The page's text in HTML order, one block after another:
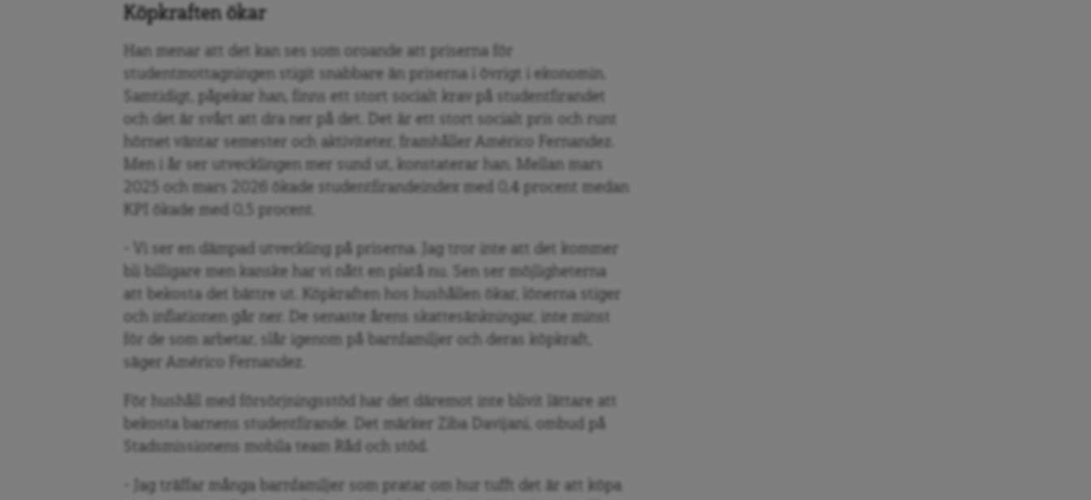
Köpkraften ökar
Han menar att det kan ses som oroande att priserna för
studentmottagningen stigit snabbare än priserna i övrigt i ekonomin.
Samtidigt, påpekar han, finns ett stort socialt krav på studentfirandet
och det är svårt att dra ner på det. Det är ett stort socialt pris och runt
hörnet väntar semester och aktiviteter, framhåller Américo Fernandez.
Men i år ser utvecklingen mer sund ut, konstaterar han. Mellan mars
2025 och mars 2026 ökade studentfirandeindex med 0,4 procent medan
KPI ökade med 0,5 procent.
– Vi ser en dämpad utveckling på priserna. Jag tror inte att det kommer
bli billigare men kanske har vi nått en platå nu. Sen ser möjligheterna
att bekosta det bättre ut. Köpkraften hos hushållen ökar, lönerna stiger
och inflationen går ner. De senaste årens skattesänkningar, inte minst
för de som arbetar, slår igenom på barnfamiljer och deras köpkraft,
säger Américo Fernandez.
För hushåll med försörjningsstöd har det däremot inte blivit lättare att
bekosta barnens studentfirande. Det märker Ziba Davijani, ombud på
Stadsmissionens mobila team Råd och stöd.
– Jag träffar många barnfamiljer som pratar om hur tufft det är att köpa